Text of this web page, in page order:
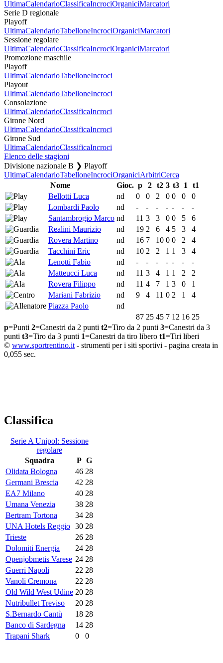
UltimaCalendarioClassificaIncrociOrganiciMarcatori
Serie D regionale
Playoff
UltimaCalendarioTabelloneIncrociOrganiciMarcatori
Sessione regolare
UltimaCalendarioClassificaIncrociOrganiciMarcatori
Promozione maschile
Playoff
UltimaCalendarioTabelloneIncroci
Playout
UltimaCalendarioTabelloneIncroci
Consolazione
UltimaCalendarioClassificaIncroci
Girone Nord
UltimaCalendarioClassificaIncroci
Girone Sud
UltimaCalendarioClassificaIncroci
Elenco delle stagioni
Divisione nazionale B ❯ Playoff
UltimaCalendarioTabelloneIncrociOrganiciArbitriCerca
Nome
Gioc. p 2 t2 3 t3 1
t1
Bellotti Luca
nd 0 0 2 0 0 0
0
Lombardi Paolo
nd - - - - - -
-
Santambrogio Marco nd 11 3 3 0 0 5
6
Realini Maurizio
nd 19 2 6 4 5 3
4
Rovera Martino
nd 16 7 10 0 0 2
4
Tacchini Eric
nd 10 2 2 1 1 3
4
Lenotti Fabio
nd - - - - - -
-
Matteucci Luca
nd 11 3 4 1 1 2
2
Rovera Filippo
nd 11 4 7 1 3 0
1
Mariani Fabrizio
nd 9 4 11 0 2 1
4
Piazza Paolo
nd
87 25 45 7 12 16 25
p=Punti 2=Canestri da 2 punti t2=Tiro da 2 punti 3=Canestri da 3
punti t3=Tiro da 3 punti 1=Canestri da tiro libero t1=Tiri liberi
© www.sportrentino.it - strumenti per i siti sportivi - pagina creata in
0,055 sec.
Classifica
Serie A Unipol: Sessione
regolare
Squadra
P G
Olidata Bologna
46 28
Germani Brescia
42 28
EA7 Milano
40 28
Umana Venezia
38 28
Bertram Tortona
34 28
UNA Hotels Reggio 30 28
Trieste
26 28
Dolomiti Energia
24 28
Openjobmetis Varese 24 28
Guerri Napoli
22 28
Vanoli Cremona
22 28
Old Wild West Udine 20 28
Nutribullet Treviso
20 28
S.Bernardo Cantù
18 28
Banco di Sardegna
14 28
Trapani Shark
0 0